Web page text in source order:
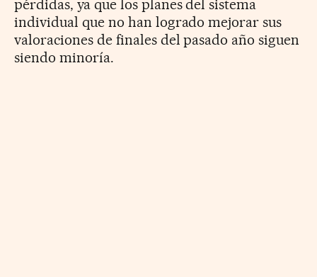
pérdidas, ya que los planes del sistema
individual que no han logrado mejorar sus
valoraciones de finales del pasado año siguen
siendo minoría.